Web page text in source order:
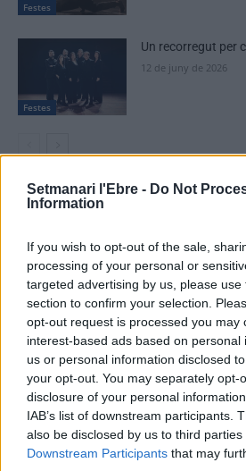
Setmanari l'Ebre - Do Not
Information
If you wish to opt-out of the sale,
processing of your personal or
targeted advertising by us, please
section to confirm your selection.
opt-out request is processed you may
interest-based ads based on personal
us or personal information disclosed
your opt-out. You may separately opt-
disclosure of your personal
IAB’s list of downstream participants.
also be disclosed by us to third parties
Downstream Participants that may
Festes
Festes
Un recorregut per
12 de juny de 2026
DEIXA UNA RESPOSTA
Comentari: